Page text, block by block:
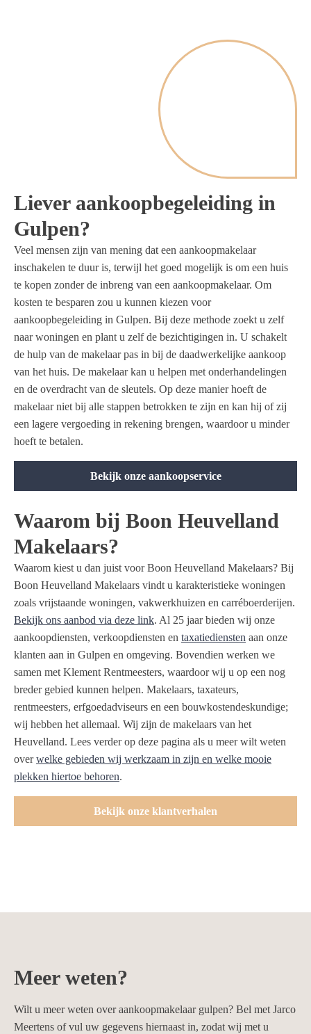
Liever aankoopbegeleiding in
Gulpen?
Veel mensen zijn van mening dat een aankoopmakelaar
inschakelen te duur is, terwijl het goed mogelijk is om een huis
te kopen zonder de inbreng van een aankoopmakelaar. Om
kosten te besparen zou u kunnen kiezen voor
aankoopbegeleiding in Gulpen. Bij deze methode zoekt u zelf
naar woningen en plant u zelf de bezichtigingen in. U schakelt
de hulp van de makelaar pas in bij de daadwerkelijke aankoop
van het huis. De makelaar kan u helpen met onderhandelingen
en de overdracht van de sleutels. Op deze manier hoeft de
makelaar niet bij alle stappen betrokken te zijn en kan hij of zij
een lagere vergoeding in rekening brengen, waardoor u minder
hoeft te betalen.
Bekijk onze aankoopservice
Waarom bij Boon Heuvelland
Makelaars?
Waarom kiest u dan juist voor Boon Heuvelland Makelaars? Bij
Boon Heuvelland Makelaars vindt u karakteristieke woningen
zoals vrijstaande woningen, vakwerkhuizen en carréboerderijen.
Bekijk ons aanbod via deze link. Al 25 jaar bieden wij onze
aankoopdiensten, verkoopdiensten en taxatiediensten aan onze
klanten aan in Gulpen en omgeving. Bovendien werken we
samen met Klement Rentmeesters, waardoor wij u op een nog
breder gebied kunnen helpen. Makelaars, taxateurs,
rentmeesters, erfgoedadviseurs en een bouwkostendeskundige;
wij hebben het allemaal. Wij zijn de makelaars van het
Heuvelland. Lees verder op deze pagina als u meer wilt weten
overwelke gebieden wij werkzaam in zijn en welke mooie
plekken hiertoe behoren.
Bekijk onze klantverhalen
Meer weten?
Wilt u meer weten over aankoopmakelaar gulpen? Bel met Jarco
Meertens of vul uw gegevens hiernaast in, zodat wij met u